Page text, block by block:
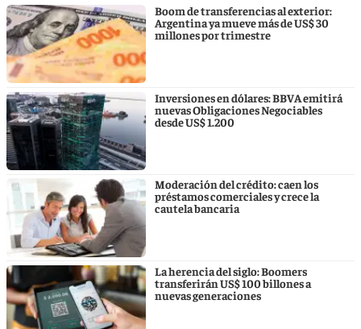
Boom de transferencias al exterior:
Argentina ya mueve más de US$ 30
millones por trimestre
Inversiones en dólares: BBVA emitirá
nuevas Obligaciones Negociables
desde US$ 1.200
Moderación del crédito: caen los
préstamos comerciales y crece la
cautela bancaria
La herencia del siglo: Boomers
transferirán US$ 100 billones a
nuevas generaciones